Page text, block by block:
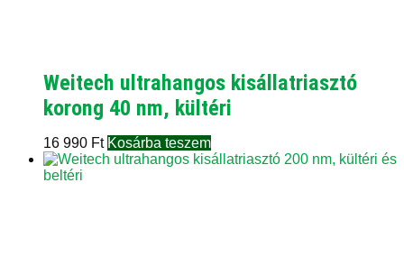
Weitech ultrahangos kisállatriasztó
korong 40 nm, kültéri
16 990 Ft Kosárba teszem